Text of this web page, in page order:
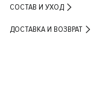
СОСТАВ И УХОД
ДОСТАВКА И ВОЗВРАТ